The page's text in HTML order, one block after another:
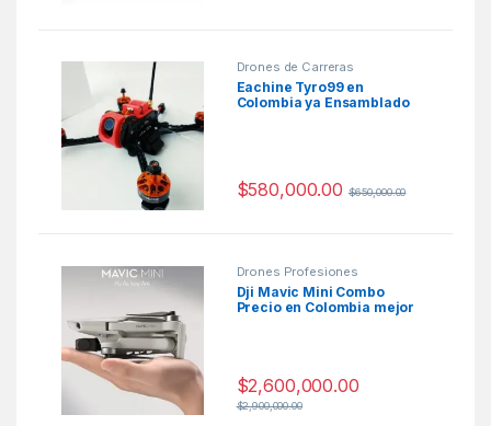
Drones de Carreras
Eachine Tyro99 en
Colombia ya Ensamblado
$580,000.00 $650,000.00
Drones Profesiones
Dji Mavic Mini Combo
Precio en Colombia mejor
$2,600,000.00
$2,900,000.00